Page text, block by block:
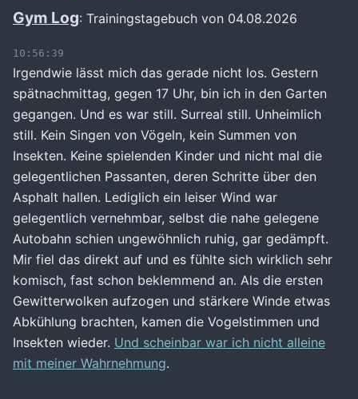
Gym Log: Trainingstagebuch von 04.08.2026
10:56:39
Irgendwie lässt mich das gerade nicht los. Gestern
spätnachmittag, gegen 17 Uhr, bin ich in den Garten
gegangen. Und es war still. Surreal still. Unheimlich
still. Kein Singen von Vögeln, kein Summen von
Insekten. Keine spielenden Kinder und nicht mal die
gelegentlichen Passanten, deren Schritte über den
Asphalt hallen. Lediglich ein leiser Wind war
gelegentlich vernehmbar, selbst die nahe gelegene
Autobahn schien ungewöhnlich ruhig, gar gedämpft.
Mir fiel das direkt auf und es fühlte sich wirklich sehr
komisch, fast schon beklemmend an. Als die ersten
Gewitterwolken aufzogen und stärkere Winde etwas
Abkühlung brachten, kamen die Vogelstimmen und
Insekten wieder. Und scheinbar war ich nicht alleine
mit meiner Wahrnehmung.